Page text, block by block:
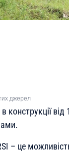
джерел
– це